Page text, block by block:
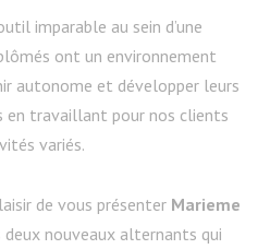
imparable au sein d’une
ont un environnement
autonome et développer leurs
en travaillant pour nos clients
variés.
de vous présenter Marieme
deux nouveaux alternants qui